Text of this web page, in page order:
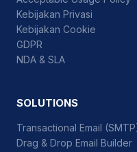
Kebijakan Privasi
Kebijakan Cookie
GDPR
NDA & SLA
SOLUTIONS
Transactional Email
Drag & Drop Email Builder